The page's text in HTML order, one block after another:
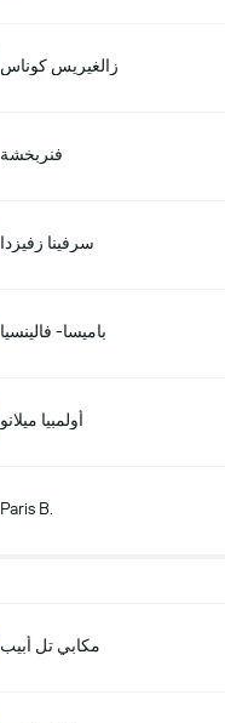
زالغيريس كوناس
فنربخشة
سرفينا زفيزدا
باميسا- فالينسيا
أولمبيا ميلانو
Paris B.
مكابي تل أبيب